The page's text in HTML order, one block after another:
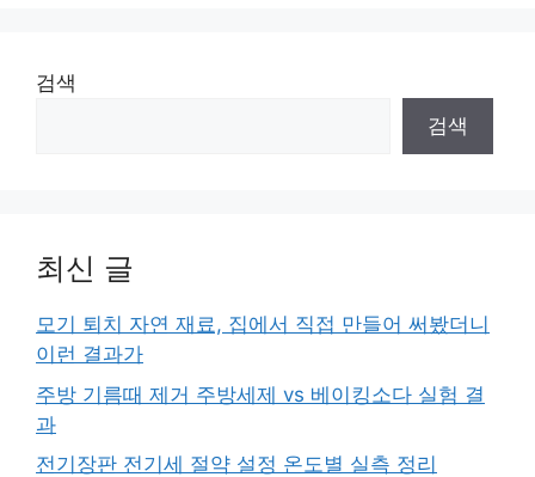
검색
검색
최신 글
모기 퇴치 자연 재료, 집에서 직접 만들어 써봤더니
이런 결과가
주방 기름때 제거 주방세제 vs 베이킹소다 실험 결
과
전기장판 전기세 절약 설정 온도별 실측 정리